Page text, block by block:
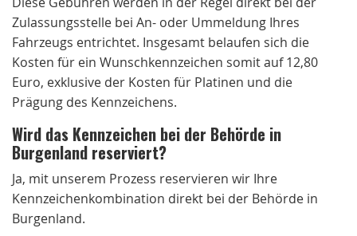
Zulassungsstelle bei An- oder Ummeldung Ihres
Fahrzeugs entrichtet. Insgesamt belaufen sich die
Kosten für ein Wunschkennzeichen somit auf 12,80
Euro, exklusive der Kosten für Platinen und die
Prägung des Kennzeichens.
Wird das Kennzeichen bei der Behörde in
Burgenland reserviert?
Ja, mit unserem Prozess reservieren wir Ihre
Kennzeichenkombination direkt bei der Behörde in
Burgenland.